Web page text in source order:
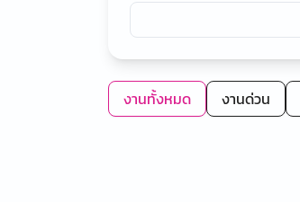
งานทั้งหมด งานด่วน